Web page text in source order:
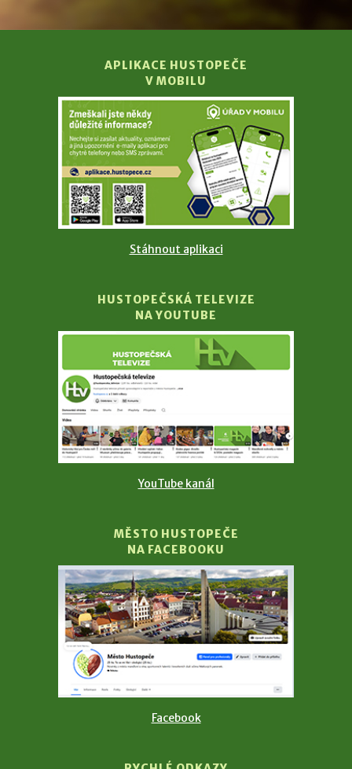
APLIKACE HUSTOPEČE
V MOBILU
Stáhnout aplikaci
HUSTOPEČSKÁ TELEVIZE
NA YOUTUBE
YouTube kanál
MĚSTO HUSTOPEČE
NA FACEBOOKU
Facebook